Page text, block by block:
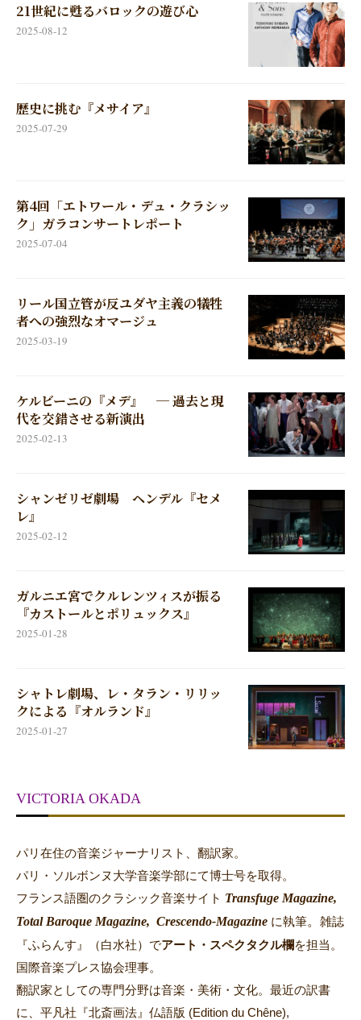
21世紀に甦るバロックの遊び心
2025-08-12
歴史に挑む『メサイア』
2025-07-29
第4回「エトワール・デュ・クラシッ
ク」ガラコンサートレポート
2025-07-04
リール国立管が反ユダヤ主義の犠牲
者への強烈なオマージュ
2025-03-19
ケルビーニの『メデ』 ─ 過去と現
代を交錯させる新演出
2025-02-13
シャンゼリゼ劇場 ヘンデル『セメ
レ』
2025-02-12
ガルニエ宮でクルレンツィスが振る
『カストールとポリュックス』
2025-01-28
シャトレ劇場、レ・タラン・リリッ
クによる『オルランド』
2025-01-27
VICTORIA OKADA
パリ在住の音楽ジャーナリスト、翻訳家。
パリ・ソルボンヌ大学音楽学部にて博士号を取得。
フランス語圏のクラシック音楽サイト Transfuge Magazine,
Total Baroque Magazine, Crescendo-Magazine に執筆。 雑誌
『ふらんす』（白水社）でアート・スペクタクル欄を担当。
国際音楽プレス協会理事。
翻訳家としての専門分野は音楽・美術・文化。最近の訳書
に、平凡社『北斎画法』仏語版 (Edition du Chêne),